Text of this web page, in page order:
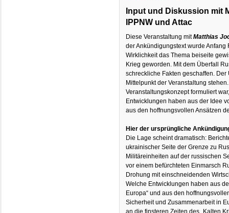
Input und Diskussion mit
IPPNW und Attac
Diese Veranstaltung mitMatthias
der Ankündigungstext wurde
Wirklichkeit das Thema beiseite
Krieg geworden. Mit dem Überfall
schreckliche Fakten geschaffen.
Mittelpunkt der Veranstaltung
Veranstaltungskonzept formuliert
Entwicklungen haben aus der Idee
aus den hoffnungsvollen Ansätzen
Hier der ursprüngliche
Die Lage scheint dramatisch:
ukrainischer Seite der Grenze zu
Militäreinheiten auf der russischen
vor einem befürchteten Einmarsch
Drohung mit einschneidenden
Welche Entwicklungen haben aus
Europa“ und aus den
Sicherheit und Zusammenarbeit in
an die finsteren Zeiten des „Kalten